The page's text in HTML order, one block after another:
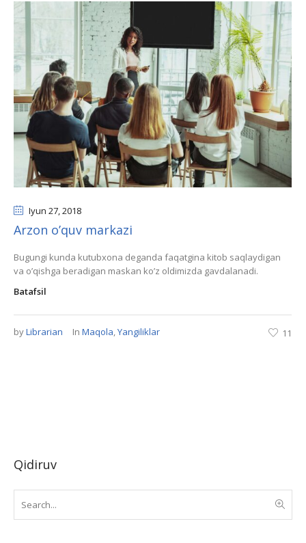
Iyun 27, 2018
Arzon o’quv markazi
Bugungi kunda kutubxona deganda faqatgina kitob saqlaydigan
va o’qishga beradigan maskan ko’z oldimizda gavdalanadi.
Batafsil
byLibrarian In Maqola,Yangiliklar 11
Qidiruv